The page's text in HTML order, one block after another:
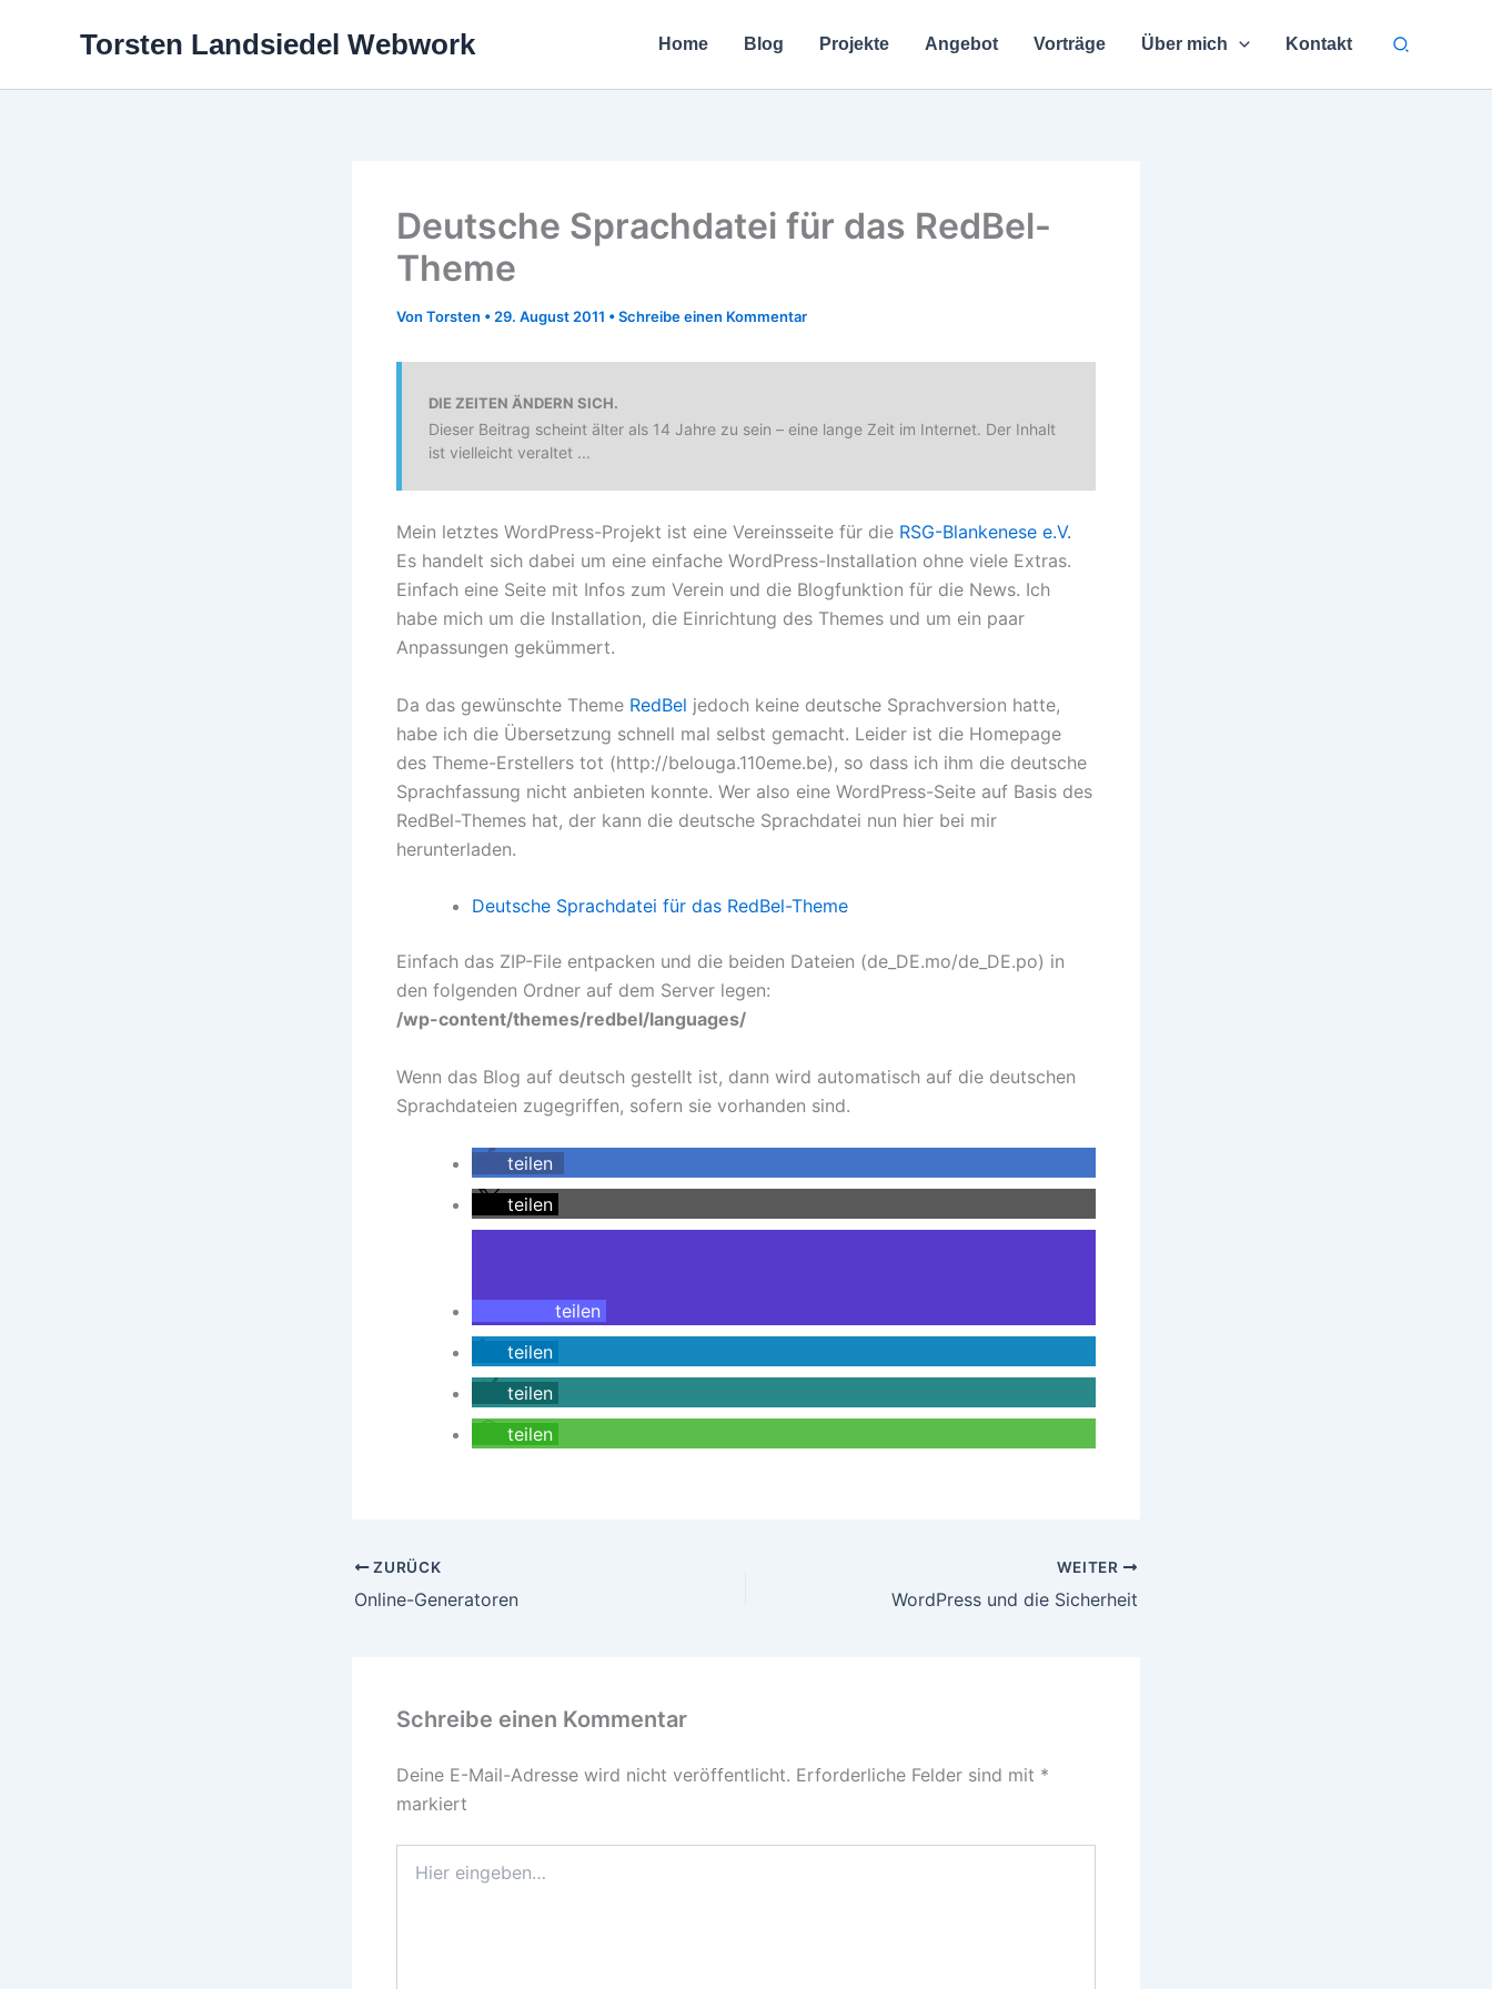
Torsten Landsiedel Webwork Home Blog Projekte Angebot Vorträge Über mich Kontakt Suchen
Deutsche Sprachdatei für das RedBel-
Theme
Von Torsten • 29. August 2011 •Schreibe einen Kommentar
DIE ZEITEN ÄNDERN SICH.
Dieser Beitrag scheint älter als 14 Jahre zu sein – eine lange Zeit im Internet. Der Inhalt
ist vielleicht veraltet ...
Mein letztes WordPress-Projekt ist eine Vereinsseite für die RSG-Blankenese e.V.
Es handelt sich dabei um eine einfache WordPress-Installation ohne viele Extras.
Einfach eine Seite mit Infos zum Verein und die Blogfunktion für die News. Ich
habe mich um die Installation, die Einrichtung des Themes und um ein paar
Anpassungen gekümmert.
Da das gewünschte Theme RedBel jedoch keine deutsche Sprachversion hatte,
habe ich die Übersetzung schnell mal selbst gemacht. Leider ist die Homepage
des Theme-Erstellers tot (http://belouga.110eme.be), so dass ich ihm die deutsche
Sprachfassung nicht anbieten konnte. Wer also eine WordPress-Seite auf Basis des
RedBel-Themes hat, der kann die deutsche Sprachdatei nun hier bei mir
herunterladen.
Deutsche Sprachdatei für das RedBel-Theme
Einfach das ZIP-File entpacken und die beiden Dateien (de_DE.mo/de_DE.po) in
den folgenden Ordner auf dem Server legen:
/wp-content/themes/redbel/languages/
Wenn das Blog auf deutsch gestellt ist, dann wird automatisch auf die deutschen
Sprachdateien zugegriffen, sofern sie vorhanden sind.
teilen
teilen
teilen
teilen
teilen
teilen
ZURÜCK
Online-Generatoren
WEITER
WordPress und die Sicherheit
Schreibe einen Kommentar
Deine E-Mail-Adresse wird nicht veröffentlicht. Erforderliche Felder sind mit *
markiert
eingeben…